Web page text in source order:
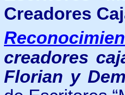
Creadores
creadores
Florian y